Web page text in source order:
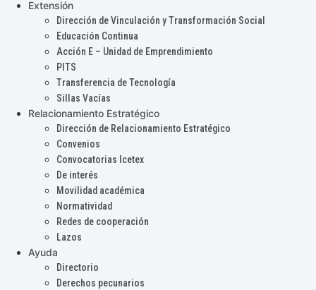
Extensión
Dirección de Vinculación y Transformación Social
Educación Continua
Acción E – Unidad de Emprendimiento
PITS
Transferencia de Tecnología
Sillas Vacías
Relacionamiento Estratégico
Dirección de Relacionamiento Estratégico
Convenios
Convocatorias Icetex
De interés
Movilidad académica
Normatividad
Redes de cooperación
Lazos
Ayuda
Directorio
Derechos pecunarios